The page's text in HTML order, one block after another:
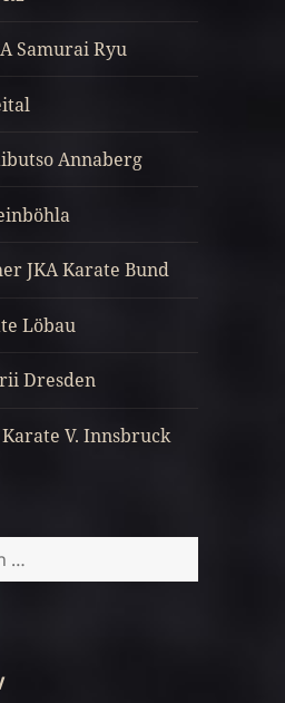
Samurai Ryu
Annaberg
JKA Karate Bund
Löbau
Dresden
V. Innsbruck